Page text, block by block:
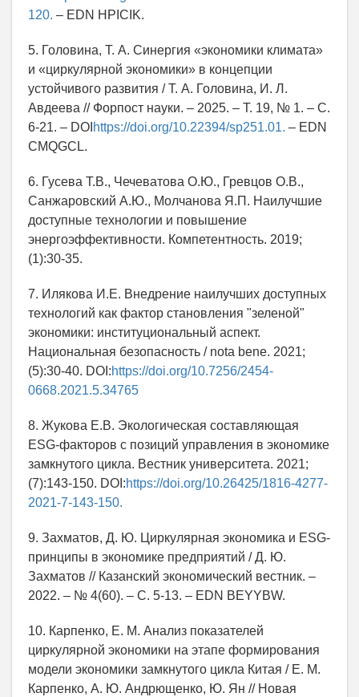
120. – EDN HPICIK.
5. Головина, Т. А. Синергия «экономики климата»
и «циркулярной экономики» в концепции
устойчивого развития / Т. А. Головина, И. Л.
Авдеева // Форпост науки. – 2025. – Т. 19, № 1. – С.
6-21. – DOI https://doi.org/10.22394/sp251.01. – EDN
CMQGCL.
6. Гусева Т.В., Чечеватова О.Ю., Гревцов О.В.,
Санжаровский А.Ю., Молчанова Я.П. Наилучшие
доступные технологии и повышение
энергоэффективности. Компетентность. 2019;
(1):30-35.
7. Илякова И.Е. Внедрение наилучших доступных
технологий как фактор становления "зеленой"
экономики: институциональный аспект.
Национальная безопасность / nota bene. 2021;
(5):30-40. DOI:https://doi.org/10.7256/2454-
0668.2021.5.34765
8. Жукова Е.В. Экологическая составляющая
ESG-факторов с позиций управления в экономике
замкнутого цикла. Вестник университета. 2021;
(7):143-150. DOI:https://doi.org/10.26425/1816-4277-
2021-7-143-150.
9. Захматов, Д. Ю. Циркулярная экономика и ESG-
принципы в экономике предприятий / Д. Ю.
Захматов // Казанский экономический вестник. –
2022. – № 4(60). – С. 5-13. – EDN BEYYBW.
10. Карпенко, Е. М. Анализ показателей
циркулярной экономики на этапе формирования
модели экономики замкнутого цикла Китая / Е. М.
Карпенко, А. Ю. Андрющенко, Ю. Ян // Новая